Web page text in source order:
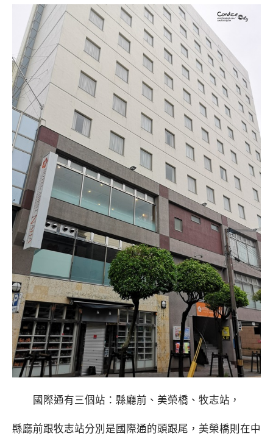
國際通有三個站：縣廳前、美榮橋、牧志站，
縣廳前跟牧志站分別是國際通的頭跟尾，美榮橋則在中